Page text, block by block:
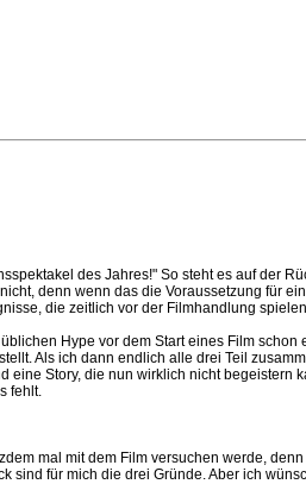
des Jahres!" So steht es auf der
denn wenn das die Voraussetzung für
die zeitlich vor der Filmhandlung
Hype vor dem Start eines Film
Als ich dann endlich alle drei Teil
Story, die nun wirklich nicht
fehlt.
mal mit dem Film versuchen werde,
sind für mich die drei Gründe. Aber ich